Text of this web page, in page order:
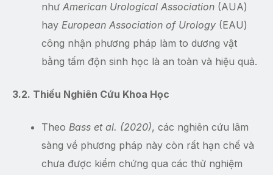
như American Urological Association (AUA)
hay European Association of Urology (EAU)
công nhận phương pháp làm to dương vật
bằng tấm độn sinh học là an toàn và hiệu quả.
3.2. Thiếu Nghiên Cứu Khoa Học
Theo Bass et al. (2020), các nghiên cứu lâm
sàng về phương pháp này còn rất hạn chế và
chưa được kiểm chứng qua các thử nghiệm